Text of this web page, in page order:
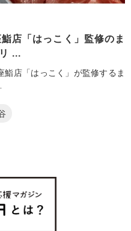
店「はっこく」監修のま
...
店「はっこく」が監修するま